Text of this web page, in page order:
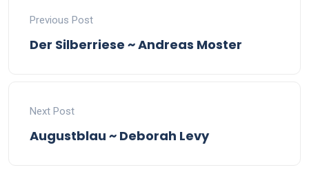
Previous Post
Der Silberriese ~ Andreas Moster
Next Post
Augustblau ~ Deborah Levy